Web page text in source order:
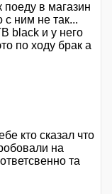
поеду в магазин
с ним не так...
black и у него
по ходу брак а
кто сказал что
на
та